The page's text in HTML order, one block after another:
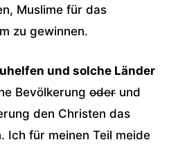
Muslime für das
zu gewinnen.
und solche Länder
Bevölkerung oder und
den Christen das
Ich für meinen Teil meide